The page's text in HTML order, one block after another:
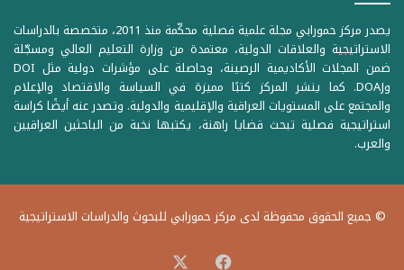
يصدر مركز حمورابي مجلة علمية فصلية محكّمة منذ 2011، متخصصة بالدراسات
الاستراتيجية والعلاقات الدولية، معتمدة من وزارة التعليم العالي ومسجّلة
ضمن المجلات الأكاديمية الرصينة، وحاصلة على مؤشرات دولية مثل DOI
وDOAJ. كما ينشر المركز كتبًا مميزة في السياسة والاقتصاد والإعلام
والمجتمع على المستويات العراقية والإقليمية والدولية. وتصدر عنه أيضًا كراسة
استراتيجية فصلية تبحث قضايا راهنة، يكتبها نخبة من الباحثين العراقيين
والعرب.
© جميع الحقوق محفوظة لدى مركز حمورابي للبحوث والدراسات الاستراتيجية
فيسبوك